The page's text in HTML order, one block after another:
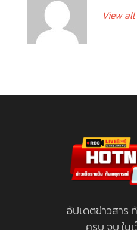
View
อัปเดตข่าวสาร
ครบ จบ ใน